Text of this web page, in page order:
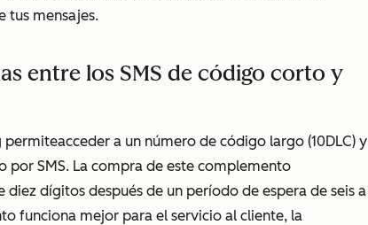
tus mensajes.
entre los SMS de código corto y
permiteacceder a un número de código largo (10DLC) y
por SMS. La compra de este complemento
dígitos después de un período de espera de seis a
funciona mejor para el servicio al cliente, la